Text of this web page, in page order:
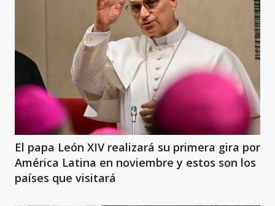
El papa León XIV realizará su primera gira por
América Latina en noviembre y estos son los
países que visitará